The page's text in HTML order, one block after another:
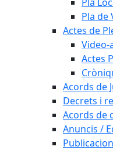
Pla de
Actes de
Video-
Actes
Acords de
Decrets i
Acords de
Anuncis /